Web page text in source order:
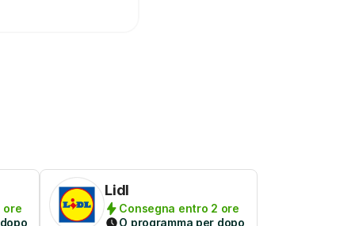
ore
Lidl
Consegna entro 2 ore
O programma per dopo